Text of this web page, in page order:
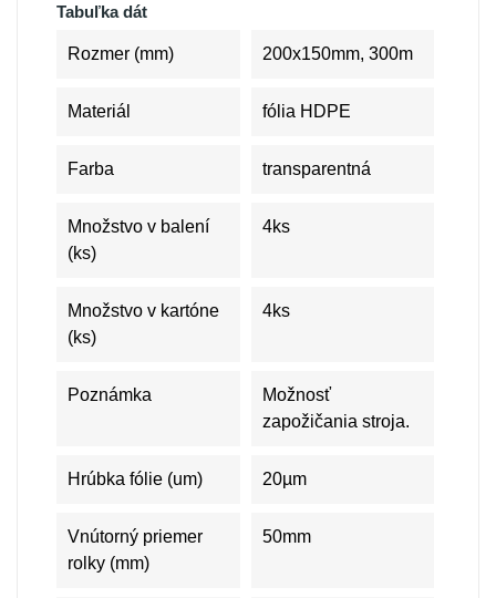
Tabuľka dát
Rozmer (mm) 200x150mm, 300m
Materiál fólia HDPE
Farba transparentná
Množstvo v balení
(ks)
4ks
Množstvo v kartóne
(ks)
4ks
Poznámka
Možnosť
zapožičania stroja.
Hrúbka fólie (um) 20µm
Vnútorný priemer
rolky (mm)
50mm